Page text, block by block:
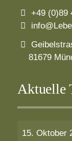
+49 (0)89
81679
Aktuelle
15. Oktober